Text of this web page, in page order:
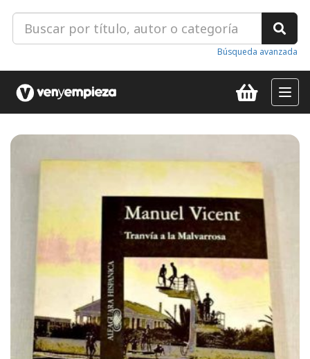
Búsqueda avanzada